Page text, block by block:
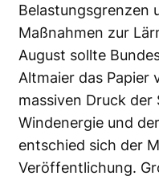
Belastungsgrenzen
Maßnahmen zur
August sollte
Altmaier das Papier
massiven Druck
Windenergie und
entschied sich der
Veröffentlichung.